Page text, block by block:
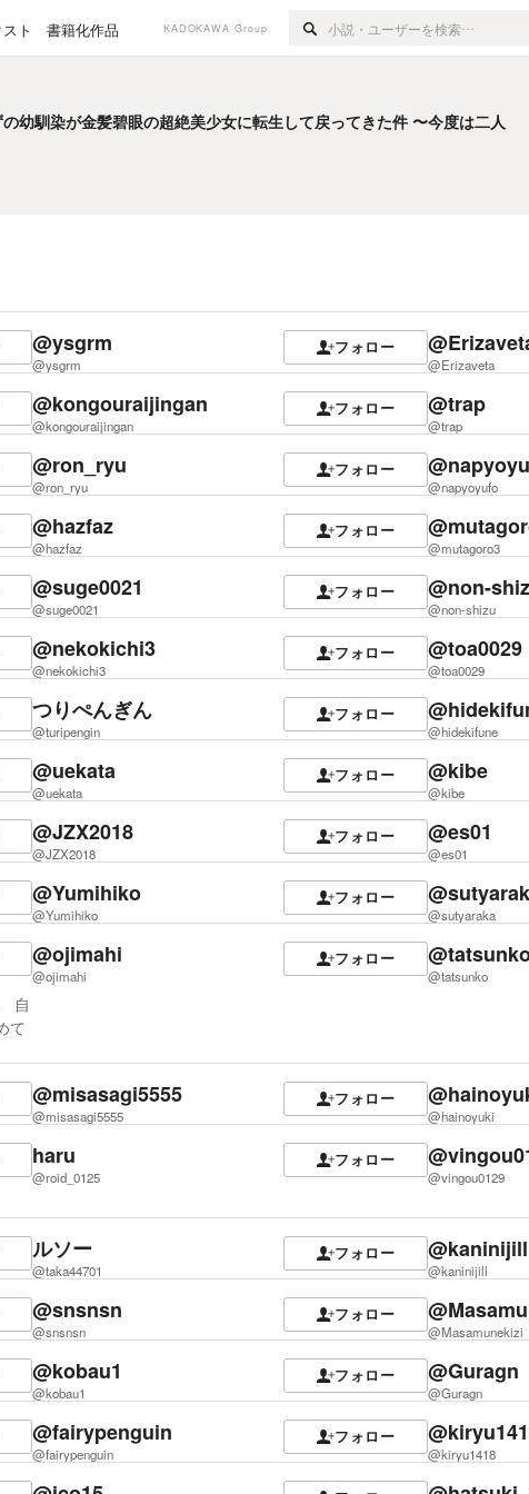
ト 書籍化作品 KADOKAWA Group
幼馴染が金髪碧眼の超絶美少女に転生して戻ってきた件 〜今度は二人
@ysgrm
@ysgrm
フォロー
@Erizaveta
@kongouraijingan
@kongouraijingan
フォロー @trap
@trap
@ron_ryu
@ron_ryu
フォロー
@napyoyufo
@hazfaz
@hazfaz
フォロー
@mutagoro3
@suge0021
@suge0021
フォロー @non-
@non-shizu
@nekokichi3
@nekokichi3
フォロー @toa0029
@toa0029
つりぺんぎん
@turipengin
フォロー
@hidekifune
@uekata
@uekata
フォロー @kibe
@kibe
@JZX2018
@JZX2018
フォロー @es01
@es01
@Yumihiko
@Yumihiko
フォロー
@sutyaraka
自
て
@ojimahi
@ojimahi
フォロー
@tatsunko
@misasagi5555
@misasagi5555
フォロー
@hainoyuki
haru
@roid_0125
フォロー
@vingou0129
ルソー
@taka44701
フォロー @kaninijill
@kaninijill
@snsnsn
@snsnsn
フォロー
@Masamunekizi
@kobau1
@kobau1
フォロー @Guragn
@Guragn
@fairypenguin
@fairypenguin
フォロー
@kiryu1418